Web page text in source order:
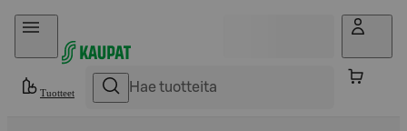
Hyppää sisältöön
Tuotteet